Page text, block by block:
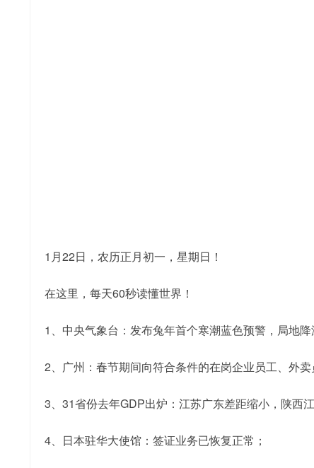
1月22日，农历正月初一，星期日！
在这里，每天60秒读懂世界！
1、中央气象台：发布兔年首个寒潮蓝色预警，局地
2、广州：春节期间向符合条件的在岗企业员工、外
3、31省份去年GDP出炉：江苏广东差距缩小，陕西
4、日本驻华大使馆：签证业务已恢复正常；